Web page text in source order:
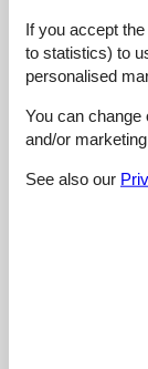
4,8
Cleaning:
If you accept
to statistics) to
personalised
You can change
and/or
See also our